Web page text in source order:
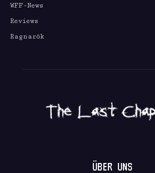
WFF-News
Reviews
Ragnarök
ÜBER UNS